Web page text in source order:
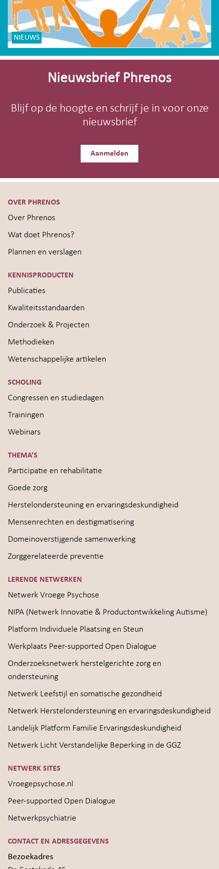
NIEUWS
Site-
Nieuwsbrief Phrenos
Blijf op de hoogte en schrijf je in voor onze
nieuwsbrief
Aanmelden
OVER PHRENOS
Over Phrenos
Wat doet Phrenos?
Plannen en verslagen
KENNISPRODUCTEN
Publicaties
Kwaliteitsstandaarden
Onderzoek & Projecten
Methodieken
Wetenschappelijke artikelen
SCHOLING
Congressen en studiedagen
Trainingen
Webinars
THEMA’S
Participatie en rehabilitatie
Goede zorg
Herstelondersteuning en ervaringsdeskundigheid
Mensenrechten en destigmatisering
Domeinoverstijgende samenwerking
Zorggerelateerde preventie
LERENDE NETWERKEN
Netwerk Vroege Psychose
NIPA (Netwerk Innovatie & Productontwikkeling Autisme)
Platform Individuele Plaatsing en Steun
Werkplaats Peer-supported Open Dialogue
Onderzoeksnetwerk herstelgerichte zorg en
ondersteuning
Netwerk Leefstijl en somatische gezondheid
Netwerk Herstelondersteuning en ervaringsdeskundigheid
Landelijk Platform Familie Ervaringsdeskundigheid
Netwerk Licht Verstandelijke Beperking in de GGZ
NETWERK SITES
Vroegepsychose.nl
Peer-supported Open Dialogue
Netwerkpsychiatrie
CONTACT EN ADRESGEGEVENS
Bezoekadres